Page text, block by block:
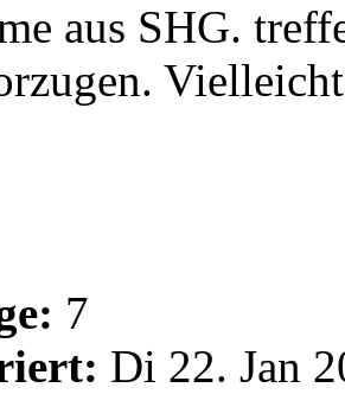
aus SHG.
7
Di 22. Jan